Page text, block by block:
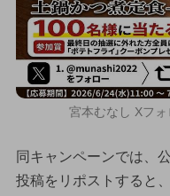
宮本むなし Xフ
同キャンペーンでは、
投稿をリポストすると